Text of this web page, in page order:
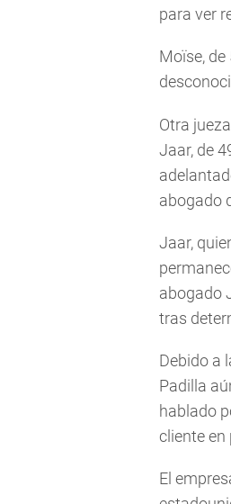
para ver
Moïse,
Otra
Jaar, de
abogado
Jaar,
abogado
tras
Debido a
Padilla
hablado
cliente en
El